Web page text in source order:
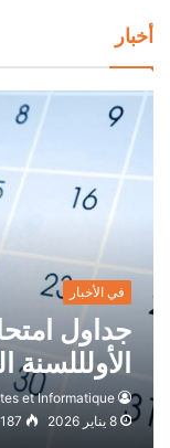
أخبار
في الأخبار
جداول
الأولللسنة
et Informatique
8 يناير 2026
187